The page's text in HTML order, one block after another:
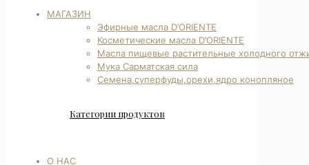
МАГАЗИН
Эфирные масла D’ORIENTE
Косметические масла D’ORIENTE
Масла пищевые растительные холодного
Мука Сарматская сила
Семена,суперфуды,орехи,ядро конопляное
Категории продуктов
О НАС